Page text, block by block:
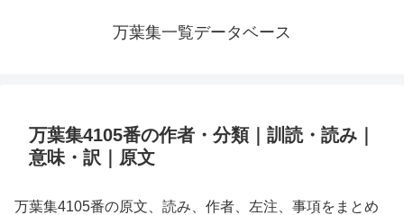
万葉集一覧データベース
万葉集4105番の作者・分類｜訓読・読み｜
意味・訳｜原文
万葉集4105番の原文、読み、作者、左注、事項をまとめ